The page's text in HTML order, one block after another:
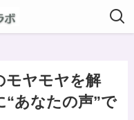
モヤモヤを解
“あなたの声”で